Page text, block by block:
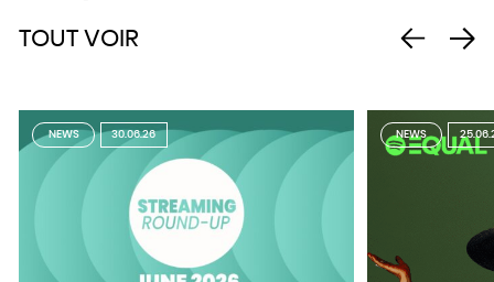
TOUT VOIR
NEWS 30.06.26 NEWS